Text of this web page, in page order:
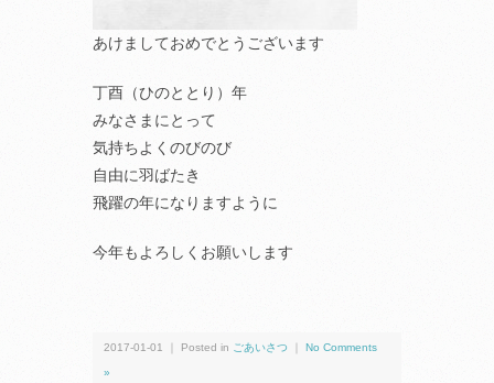
あけましておめでとうございます
丁酉（ひのととり）年
みなさまにとって
気持ちよくのびのび
自由に羽ばたき
飛躍の年になりますように
今年もよろしくお願いします
2017-01-01 ｜ Posted in ごあいさつ No Comments
»